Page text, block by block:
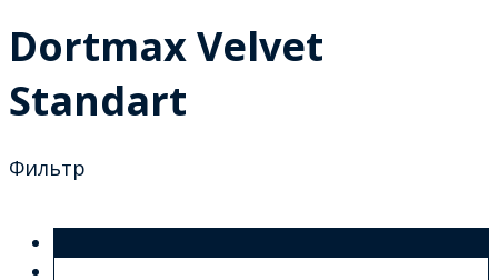
Dortmax Velvet
Standart
Фильтр